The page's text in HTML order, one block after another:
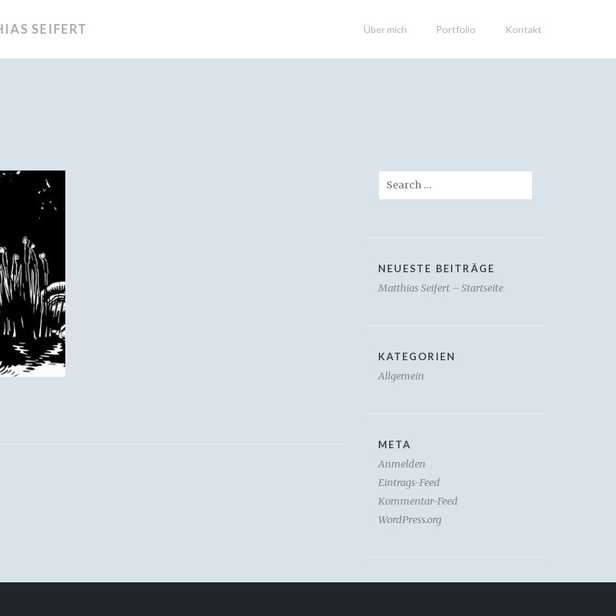
SEIFERT Über mich Portfolio Kontakt
Search
NEUESTE BEITRÄGE
Matthias Seifert – Startseite
KATEGORIEN
Allgemein
META
Anmelden
Eintrags-Feed
Kommentar-Feed
WordPress.org